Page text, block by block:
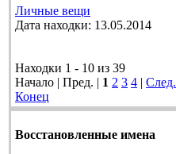
Личные вещи
Дата находки: 13.05.2014
Находки 1 - 10 из 39
Начало | Пред. | 1 2 3 4 | След.
Конец
Восстановленные имена